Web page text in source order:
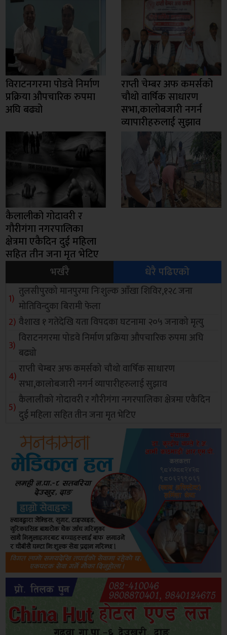
विराटनगरमा पोडवे निर्माण
प्रक्रिया औपचारिक रुपमा
अघि बढ्यो
राप्ती चेम्बर अफ कमर्सको
चाैथो वार्षिक साधारण
सभा,कालोबजारी नगर्न
व्यापारीहरुलाई सुझाव
कैलालीको गोदावरी र
गौरीगंगा नगरपालिका
क्षेत्रमा एकैदिन दुई महिला
सहित तीन जना मृत भेटिए
भर्खरै
धेरै पढिएको
तुलसीपुरको मानपुरमा निःशुल्क आँखा शिविर,१२८ जना
मोतिविन्दुका बिरामी फेला
वैशाख १ गतेदेखि यता विपदका घटनामा २०५ जनाको मृत्यु
विराटनगरमा पोडवे निर्माण प्रक्रिया औपचारिक रुपमा अघि
बढ्यो
राप्ती चेम्बर अफ कमर्सको चाैथो वार्षिक साधारण
सभा,कालोबजारी नगर्न व्यापारीहरुलाई सुझाव
कैलालीको गोदावरी र गौरीगंगा नगरपालिका क्षेत्रमा एकैदिन
दुई महिला सहित तीन जना मृत भेटिए